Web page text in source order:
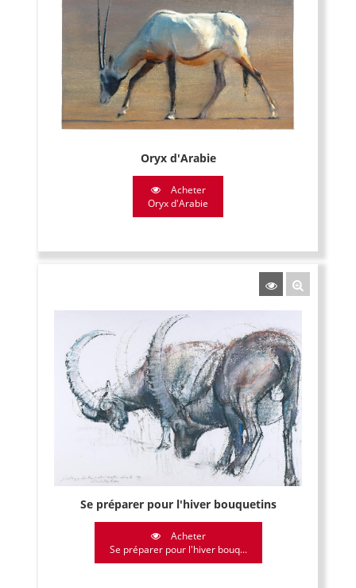
Oryx d'Arabie
Acheter
Oryx d'Arabie
Se préparer pour l'hiver bouquetins
Acheter
Se préparer pour l'hiver bouq...